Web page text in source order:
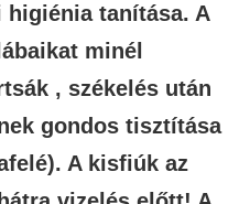
tanítása. A
minél
, székelés után
gondos tisztítása
A kisfiúk az